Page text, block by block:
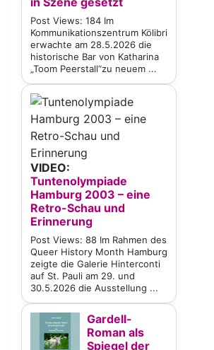
Post Views: 184 Im
Kommunikationszentrum Kölibri
erwachte am 28.5.2026 die
historische Bar von Katharina
„Toom Peerstall“zu neuem ...
VIDEO:
Tuntenolympiade
Hamburg 2003 – eine
Retro-Schau und
Erinnerung
Post Views: 88 Im Rahmen des
Queer History Month Hamburg
zeigte die Galerie Hinterconti
auf St. Pauli am 29. und
30.5.2026 die Ausstellung ...
Gardell-
Roman als
Spiegel der